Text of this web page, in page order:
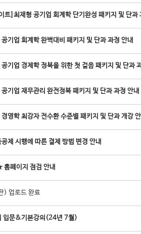
트]최재형 공기업 회계학 단기완성 패키지 및 단과
기업 회계학 완벽대비 패키지 및 단과 과정 안내
공기업 경제학 정복을 위한 첫 걸음 패키지 및 단과
기업 재무관리 완전정복 패키지 및 단과 과정 안내
경영학 최강자 전수환 수준별 패키지 및 단과 개강
공제 시행에 따른 결제 방법 변경 안내
페이지 점검 안내
) 업로드 완료
입문&기본강의(24년 7월)